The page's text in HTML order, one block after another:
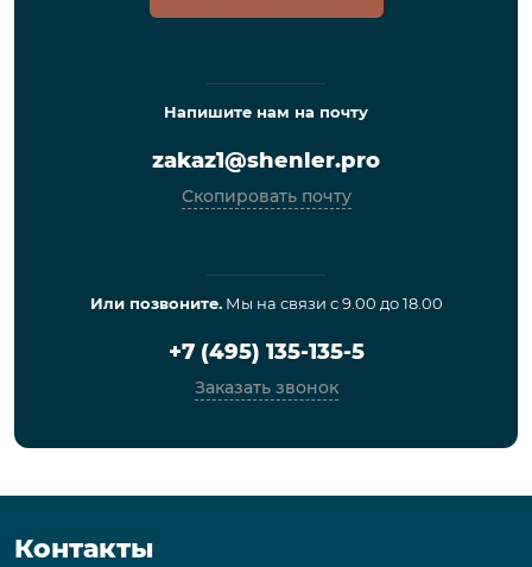
Напишите нам на почту
zakaz1@shenler.pro
Скопировать почту
Или позвоните.Мы на связи с 9.00 до 18.00
+7 (495) 135-135-5
Заказать звонок
Контакты